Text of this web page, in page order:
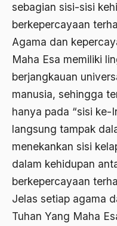
sebagian sisi-sisi
berkepercayaan
Agama dan
Maha Esa memiliki
berjangkauan
manusia, sehingga
hanya pada “sisi ke-
langsung tampak
menekankan sisi
dalam kehidupan
berkepercayaan
Jelas setiap agama
Tuhan Yang Maha
1984
1982
1981
1979
1978
1977
1976
1975
Administrasi Negara
Adnan Buyung Nasution
Adopsi
Adu Pinalti
Aera-Europa
Afganistan
Afrika
Afrika utara